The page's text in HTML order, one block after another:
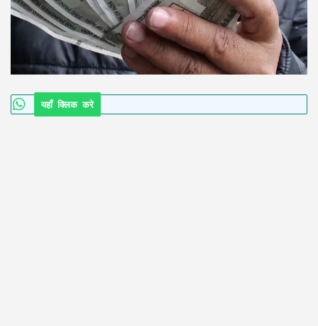
यहाँ क्लिक करे